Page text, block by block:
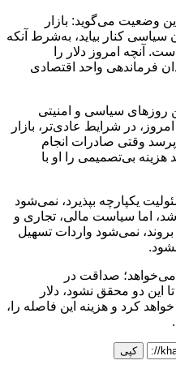
وضعیت می‌گوید: بازار
سیاسی کنار بیاید، به‌شرط آنکه
آنچه امروز دلار را
فرماندهی واحد اقتصادی
سیاسی و امنیتی
در شرایط عادی‌تر، بازار
وقتی صادرات انجام
هزینه بی‌تصمیمی را او با
یکپارچه بپذیرد، نمی‌شود
اما سیاست مالی، تجاری و
نمی‌شود واردات تسهیل
می‌خواهد؛ صداقت در
این دو محقق نشود، دلار
کرد و هزینه این فاصله را،
کپی